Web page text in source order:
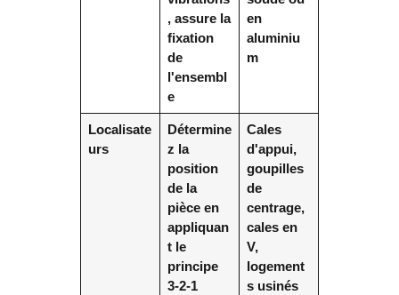
, assure la
fixation
de
l'ensembl
e
en
aluminiu
m
Localisate
urs
Détermine
z la
position
de la
pièce en
appliquan
t le
principe
3-2-1
Cales
d'appui,
goupilles
de
centrage,
cales en
V,
logement
s usinés